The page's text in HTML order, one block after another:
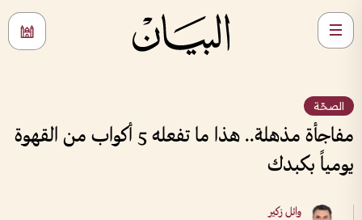
الصحّة
مفاجأة مذهلة.. هذا ما تفعله 5 أكواب من القهوة
يومياً بكبدك
وائل زكير